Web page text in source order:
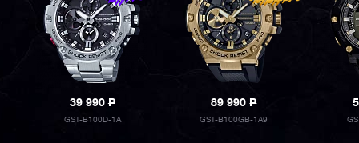
39 990P
GST-B100D-1A
89 990P
GST-B100GB-1A9